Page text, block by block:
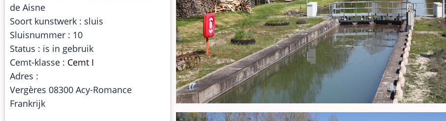
de Aisne
Soort kunstwerk : sluis
Sluisnummer : 10
Status : is in gebruik
Cemt-klasse : Cemt I
Adres :
Vergères 08300 Acy-Romance
Frankrijk